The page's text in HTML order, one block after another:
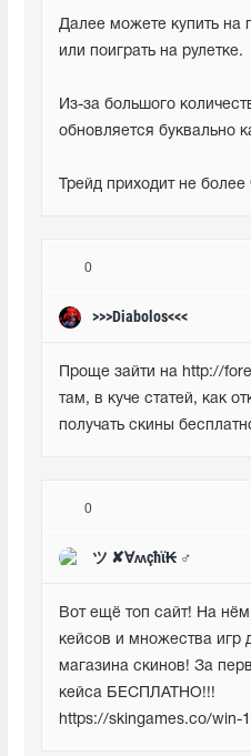
Далее можете купить на
или поиграть на рулетке.
Из-за большого
обновляется буквально
Трейд приходит не
0
>>>Diabolos<<<
Проще зайти на http://
там, в куче статей, как
получать скины
0
ツ ✘∀ʍçħϊ₭ ♂
Вот ещё топ сайт! На нём
кейсов и множества игр
магазина скинов! За
кейса БЕСПЛАТНО!!!
https://skingames.co/win-